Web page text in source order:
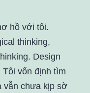
hồ với tôi.
thinking,
Design
vốn định tìm
vẫn chưa kịp sờ